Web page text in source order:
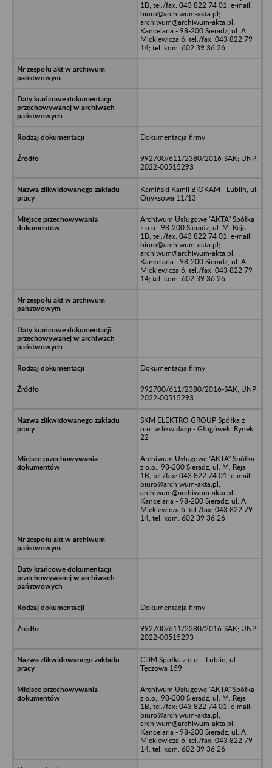
1B, tel./fax: 043 822 74 01; e-mail:
biuro@archiwum-akta.pl;
archiwum@archiwum-akta.pl;
Kancelaria - 98-200 Sieradz, ul. A.
Mickiewicza 6, tel./fax: 043 822 79
14; tel. kom. 602 39 36 26
Dokumentacja firmy
992700/611/2380/2016-SAK; UNP:
2022-00515293
Kamiński Kamil BIOKAM - Lublin, ul.
Onyksowa 11/13
Archiwum Usługowe "AKTA" Spółka
z o.o., 98-200 Sieradz, ul. M. Reja
1B, tel./fax: 043 822 74 01; e-mail:
biuro@archiwum-akta.pl;
archiwum@archiwum-akta.pl;
Kancelaria - 98-200 Sieradz, ul. A.
Mickiewicza 6, tel./fax: 043 822 79
14; tel. kom. 602 39 36 26
Dokumentacja firmy
992700/611/2380/2016-SAK; UNP:
2022-00515293
SKM ELEKTRO GROUP Spółka z
o.o. w likwidacji - Głogówek, Rynek
22
Archiwum Usługowe "AKTA" Spółka
z o.o., 98-200 Sieradz, ul. M. Reja
1B, tel./fax: 043 822 74 01; e-mail:
biuro@archiwum-akta.pl;
archiwum@archiwum-akta.pl;
Kancelaria - 98-200 Sieradz, ul. A.
Mickiewicza 6, tel./fax: 043 822 79
14; tel. kom. 602 39 36 26
Dokumentacja firmy
992700/611/2380/2016-SAK; UNP:
2022-00515293
CDM Spółka z o.o. - Lublin, ul.
Tęczowa 159
Archiwum Usługowe "AKTA" Spółka
z o.o., 98-200 Sieradz, ul. M. Reja
1B, tel./fax: 043 822 74 01; e-mail:
biuro@archiwum-akta.pl;
archiwum@archiwum-akta.pl;
Kancelaria - 98-200 Sieradz, ul. A.
Mickiewicza 6, tel./fax: 043 822 79
14; tel. kom. 602 39 36 26